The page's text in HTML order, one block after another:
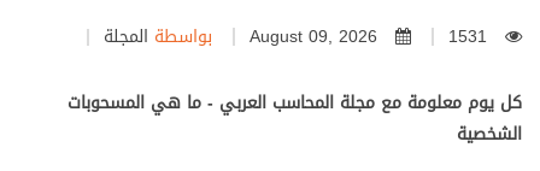
بواسطة المجلة August 09, 2026 1531
كل يوم معلومة مع مجلة المحاسب العربي - ما هي المسحوبات
الشخصية